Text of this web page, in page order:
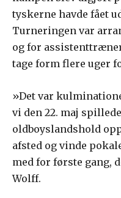
tyskerne havde fået
Turneringen var
og for
tage form flere uger
»Det var
vi den 22. maj
oldboyslandshold
afsted og vinde
med for første gang,
Wolff.